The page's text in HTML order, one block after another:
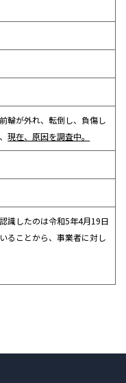
輪が外れ、転倒し、負傷し
現在、原因を調査中。
識したのは令和5年4月19日
ることから、事業者に対し